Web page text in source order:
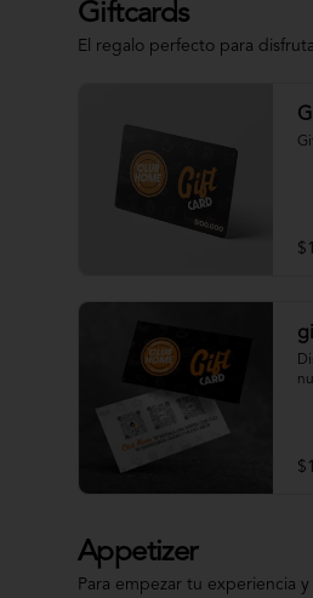
Giftcards
El regalo perfecto para
Appetizer
Para empezar tu experiencia